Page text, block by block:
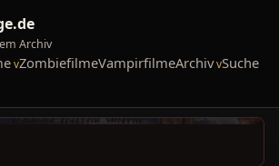
Archiv
ZombiefilmeVampirfilmeArchiv Suche